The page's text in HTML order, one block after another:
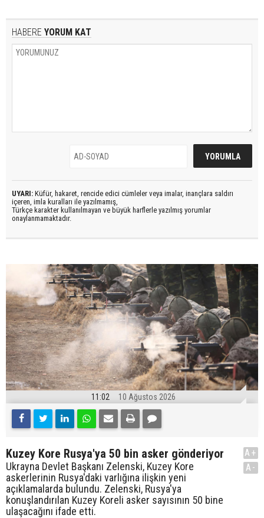
HABERE YORUM KAT
UYARI: Küfür, hakaret, rencide edici cümleler veya imalar, inançlara saldırı
içeren, imla kuralları ile yazılmamış,
Türkçe karakter kullanılmayan ve büyük harflerle yazılmış yorumlar
onaylanmamaktadır.
11:02 10 Ağustos 2026
Kuzey Kore Rusya'ya 50 bin asker gönderiyor
Ukrayna Devlet Başkanı Zelenski, Kuzey Kore
askerlerinin Rusya'daki varlığına ilişkin yeni
açıklamalarda bulundu. Zelenski, Rusya'ya
konuşlandırılan Kuzey Koreli asker sayısının 50 bine
ulaşacağını ifade etti.
A+
A-